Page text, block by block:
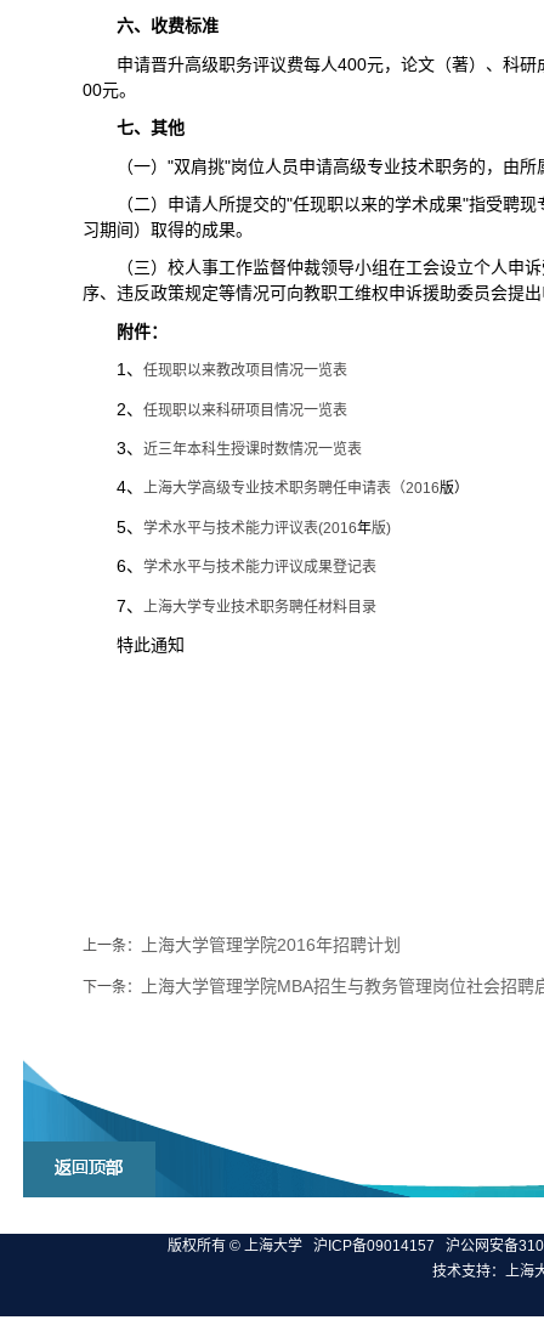
六、收费标准
申请晋升高级职务评议费每人400元，论文（著）、科
00元。
七、其他
（一）"双肩挑"岗位人员申请高级专业技术职务的，由
（二）申请人所提交的"任现职以来的学术成果"指受聘
习期间）取得的成果。
（三）校人事工作监督仲裁领导小组在工会设立个人申
序、违反政策规定等情况可向教职工维权申诉援助委员会提
附件：
1 、 任现职以来教改项目情况一览表
2、 任现职以来科研项目情况一览表
3、 近三年本科生授课时数情况一览表
4、 上海大学高级专业技术职务聘任申请表（2016版）
5、 学术水平与技术能力评议表(2016年版)
6、 学术水平与技术能力评议成果登记表
7、 上海大学专业技术职务聘任材料目录
特此通知
上一条： 上海大学管理学院2016年招聘计划
下一条： 上海大学管理学院MBA招生与教务管理岗位社会招聘
版权所有 © 上海大学 沪ICP备09014157
沪公网安备
技术支持：上海